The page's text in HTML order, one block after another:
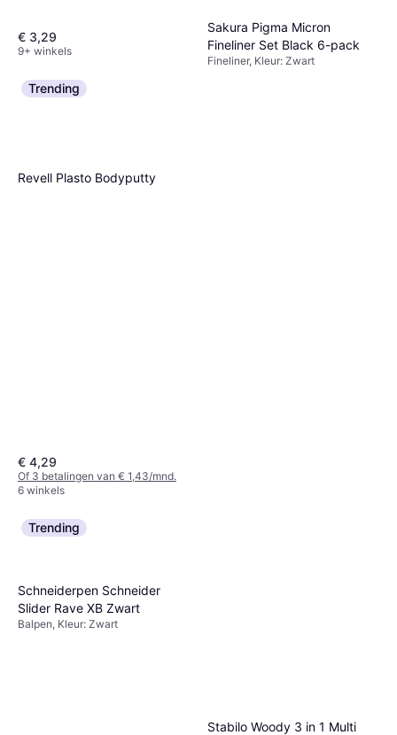
€ 3,29
9+ winkels
Sakura Pigma Micron
Fineliner Set Black 6-pack
Fineliner, Kleur: Zwart
Trending
Revell Plasto Bodyputty
€ 4,29
Of 3 betalingen van € 1,43/mnd.
6 winkels
Trending
Schneiderpen Schneider
Slider Rave XB Zwart
Balpen, Kleur: Zwart
Stabilo Woody 3 in 1 Multi